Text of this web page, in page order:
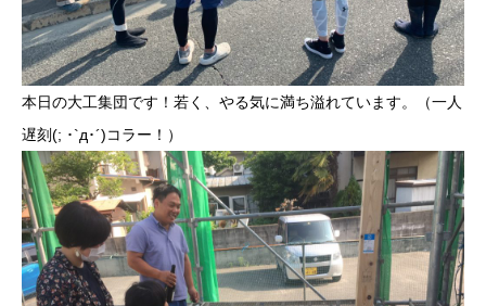
本日の大工集団です！若く、やる気に満ち溢れています。（一人
遅刻(; ･`д･´)コラー！）